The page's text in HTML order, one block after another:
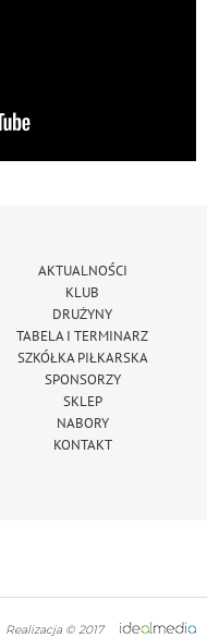
AKTUALNOŚCI
KLUB
DRUŻYNY
TABELA I TERMINARZ
SZKÓŁKA PIŁKARSKA
SPONSORZY
SKLEP
NABORY
KONTAKT
Realizacja © 2017